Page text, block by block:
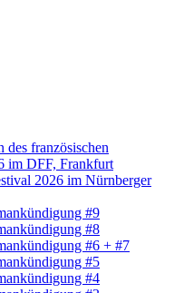
französischen
im DFF, Frankfurt
2026 im Nürnberger
#9
#8
#6 + #7
#5
#4